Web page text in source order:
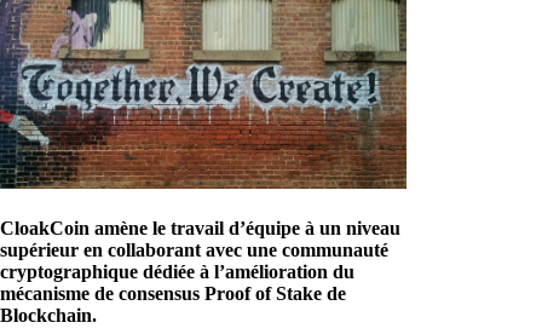
CloakCoin amène le travail d’équipe à un niveau
supérieur en collaborant avec une communauté
cryptographique dédiée à l’amélioration du
mécanisme de consensus Proof of Stake de
Blockchain.